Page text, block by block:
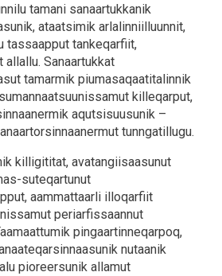
tamani sanaartukkanik
ataatsimik arlalinniilluunnit,
tassaapput tankeqarfiit,
Sanaartukkat
tamarmik piumasaqaatitalinnik
killeqarput,
aqutsisuusunik –
tunngatillugu.
killigititat, avatangiisaasunut
suteqartunut
aammattaarli illoqarfiit
periarfissaannut
pingaartinneqarpoq,
nutaanik
pioreersunik allamut